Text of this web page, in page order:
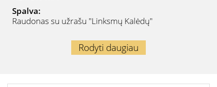
Spalva:
Raudonas su užrašu "Linksmų Kalėdų"
Rodyti daugiau